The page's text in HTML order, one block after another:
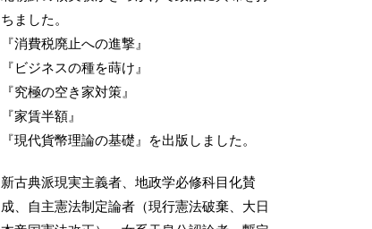
ちました。
『消費税廃止への進撃』
『ビジネスの種を蒔け』
『究極の空き家対策』
『家賃半額』
『現代貨幣理論の基礎』を出版しました。
新古典派現実主義者、地政学必修科目化賛
成、自主憲法制定論者（現行憲法破棄、大日